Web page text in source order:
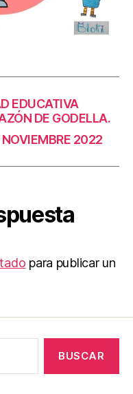
EDUCATIVA
DE GODELLA.
NOVIEMBRE 2022
para publicar un